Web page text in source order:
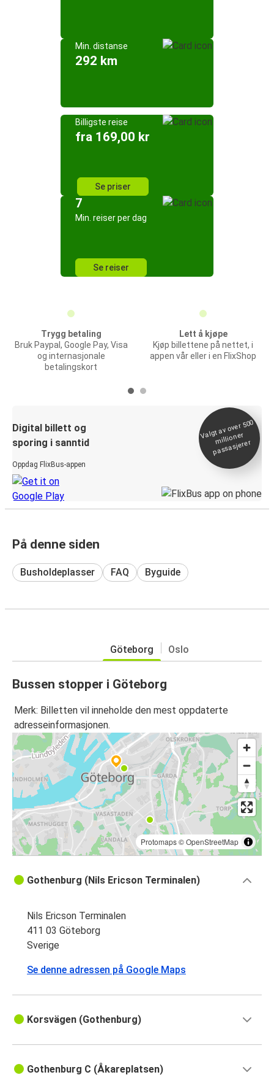
Min. distanse
292 km
Billigste reise
fra 169,00 kr
Se priser
7
Min. reiser per dag
Se reiser
Trygg betaling
Bruk Paypal, Google Pay, Visa
og internasjonale
betalingskort
Lett å kjøpe
Kjøp billettene på nettet, i
appen vår eller i en FlixShop
Digital billett og
sporing i sanntid
Oppdag FlixBus-appen
Valgt av over 500
millioner
passasjerer
På denne siden
Busholdeplasser FAQ Byguide
Göteborg Oslo
Bussen stopper i Göteborg
Merk: Billetten vil inneholde den mest oppdaterte
adresseinformasjonen.
Protomaps©OpenStreetMap
Gothenburg (Nils Ericson Terminalen)
Nils Ericson Terminalen
411 03 Göteborg
Sverige
Se denne adressen på Google Maps
Korsvägen (Gothenburg)
Gothenburg C (Åkareplatsen)